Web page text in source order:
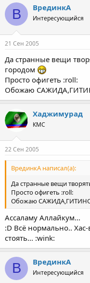
В ВрединкА
Интересующийся
21 Сен 2005
Да странные вещи
городом
Просто офигеть :roll:
Обожаю
Хаджимурад
КМС
22 Сен 2005
ВрединкА написал(а):
Да странные вещи
Просто офигеть :roll:
Обожаю
Ассаламу Аллайкум...
:D Всё нормально.. Хас-
стоять... :wink:
В ВрединкА
Интересующийся